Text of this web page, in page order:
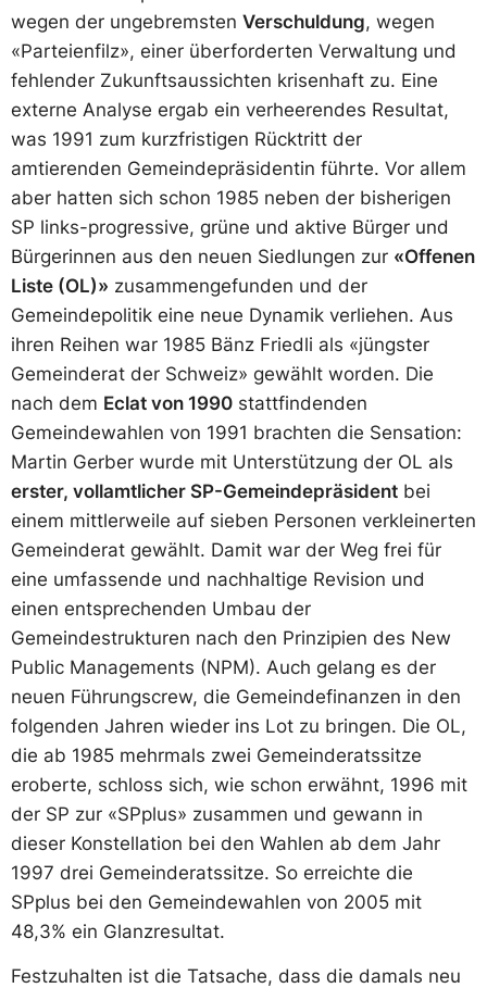
wegen der ungebremsten Verschuldung, wegen
«Parteienfilz», einer überforderten Verwaltung und
fehlender Zukunftsaussichten krisenhaft zu. Eine
externe Analyse ergab ein verheerendes Resultat,
was 1991 zum kurzfristigen Rücktritt der
amtierenden Gemeindepräsidentin führte. Vor allem
aber hatten sich schon 1985 neben der bisherigen
SP links-progressive, grüne und aktive Bürger und
Bürgerinnen aus den neuen Siedlungen zur «Offenen
Liste (OL)» zusammengefunden und der
Gemeindepolitik eine neue Dynamik verliehen. Aus
ihren Reihen war 1985 Bänz Friedli als «jüngster
Gemeinderat der Schweiz» gewählt worden. Die
nach dem Eclat von 1990 stattfindenden
Gemeindewahlen von 1991 brachten die Sensation:
Martin Gerber wurde mit Unterstützung der OL als
erster, vollamtlicher SP-Gemeindepräsident bei
einem mittlerweile auf sieben Personen verkleinerten
Gemeinderat gewählt. Damit war der Weg frei für
eine umfassende und nachhaltige Revision und
einen entsprechenden Umbau der
Gemeindestrukturen nach den Prinzipien des New
Public Managements (NPM). Auch gelang es der
neuen Führungscrew, die Gemeindefinanzen in den
folgenden Jahren wieder ins Lot zu bringen. Die OL,
die ab 1985 mehrmals zwei Gemeinderatssitze
eroberte, schloss sich, wie schon erwähnt, 1996 mit
der SP zur «SPplus» zusammen und gewann in
dieser Konstellation bei den Wahlen ab dem Jahr
1997 drei Gemeinderatssitze. So erreichte die
SPplus bei den Gemeindewahlen von 2005 mit
48,3% ein Glanzresultat.
Festzuhalten ist die Tatsache, dass die damals neu